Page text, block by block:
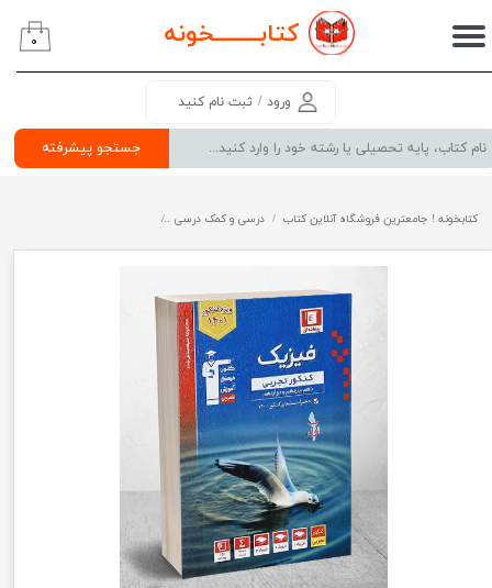
کتابــــــــخونه
جستجو پیشرفته
ورود / ثبت نام کنید
حساب کاربری من
سفارشات
۰
کتابخونه ! جامعترین فروشگاه آنلاین کتاب درسی و کمک درسی